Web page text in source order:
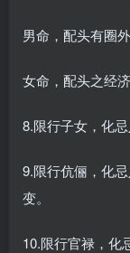
男命，配头有圈
女命，配头之经济
8.限行子女，化忌
9.限行伉俪，化
变。
10.限行官禄，化